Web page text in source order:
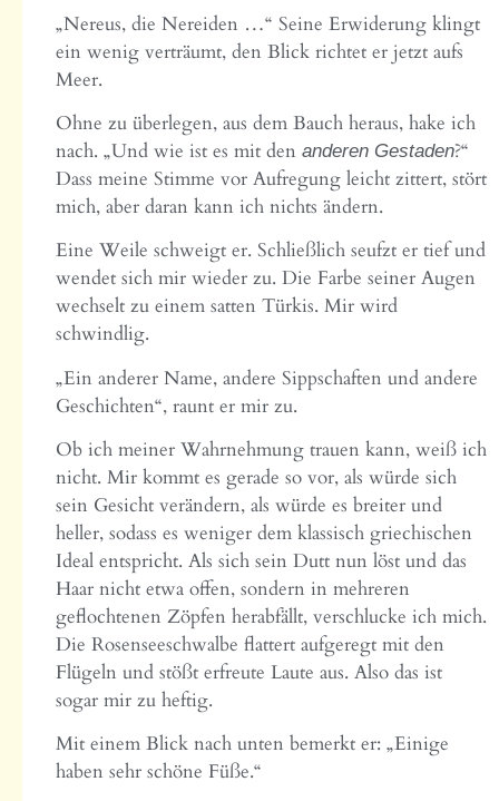
„Nereus, die Nereiden …“ Seine Erwiderung klingt
ein wenig verträumt, den Blick richtet er jetzt aufs
Meer.
Ohne zu überlegen, aus dem Bauch heraus, hake ich
nach. „Und wie ist es mit den anderen Gestaden?“
Dass meine Stimme vor Aufregung leicht zittert, stört
mich, aber daran kann ich nichts ändern.
Eine Weile schweigt er. Schließlich seufzt er tief und
wendet sich mir wieder zu. Die Farbe seiner Augen
wechselt zu einem satten Türkis. Mir wird
schwindlig.
„Ein anderer Name, andere Sippschaften und andere
Geschichten“, raunt er mir zu.
Ob ich meiner Wahrnehmung trauen kann, weiß ich
nicht. Mir kommt es gerade so vor, als würde sich
sein Gesicht verändern, als würde es breiter und
heller, sodass es weniger dem klassisch griechischen
Ideal entspricht. Als sich sein Dutt nun löst und das
Haar nicht etwa offen, sondern in mehreren
geflochtenen Zöpfen herabfällt, verschlucke ich mich.
Die Rosenseeschwalbe flattert aufgeregt mit den
Flügeln und stößt erfreute Laute aus. Also das ist
sogar mir zu heftig.
Mit einem Blick nach unten bemerkt er: „Einige
haben sehr schöne Füße.“